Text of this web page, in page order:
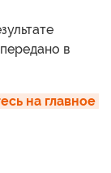
в
на главное